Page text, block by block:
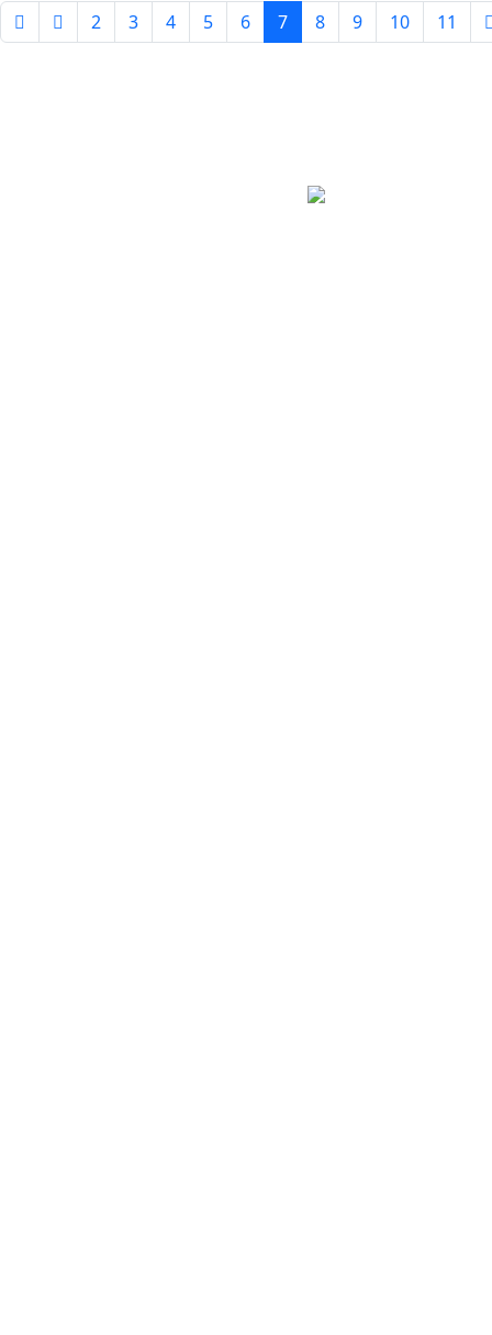
2 3 4 5 6 7 8 9 10 11